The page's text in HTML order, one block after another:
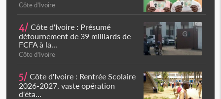
Côte d'Ivoire
4/ Côte d'Ivoire : Présumé
détournement de 39 milliards de
FCFA à la...
Côte d'Ivoire
5/ Côte d'Ivoire : Rentrée Scolaire
2026-2027, vaste opération
d'éta...